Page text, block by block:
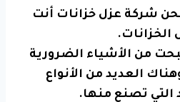
شركة عزل خزانات أنت
من الأشياء الضرورية
العديد من الأنواع
التي تصنع منها.